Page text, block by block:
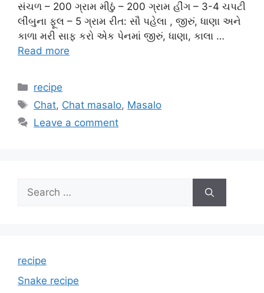
સંચળ – 200 ગ્રામ મીઠું – 200 ગ્રામ હીંગ – 3-4 ચપટી
લીંબુના ફૂલ – 5 ગ્રામ રીત: સૌ પહેલા , જીરું, ધાણા અને
કાળા મરી સાફ કરો એક પેનમાં જીરું, ધાણા, કાલા …
Read more
Categories
recipe
Tags
Chat, Chat masalo, Masalo
Leave a comment
Search
for:
recipe
Snake recipe